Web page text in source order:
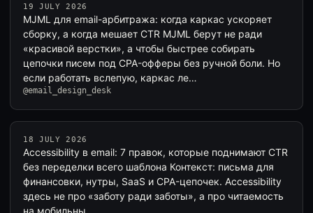
19 JULY 2026
MJML для email-арбитража: когда каркас ускоряет
сборку, а когда мешает CTR MJML берут не ради
«красивой верстки», а чтобы быстрее собирать
цепочки писем под CPA-офферы без ручной боли. Но
если работать вслепую, каркас ле…
@email_design_desk
18 JULY 2026
Accessibility в email: 7 правок, которые поднимают CTR
без переделки всего шаблона Контекст: письма для
финансовки, нутры, SaaS и CPA-цепочек. Accessibility
здесь не про «заботу ради заботы», а про читаемость
на мобильны…